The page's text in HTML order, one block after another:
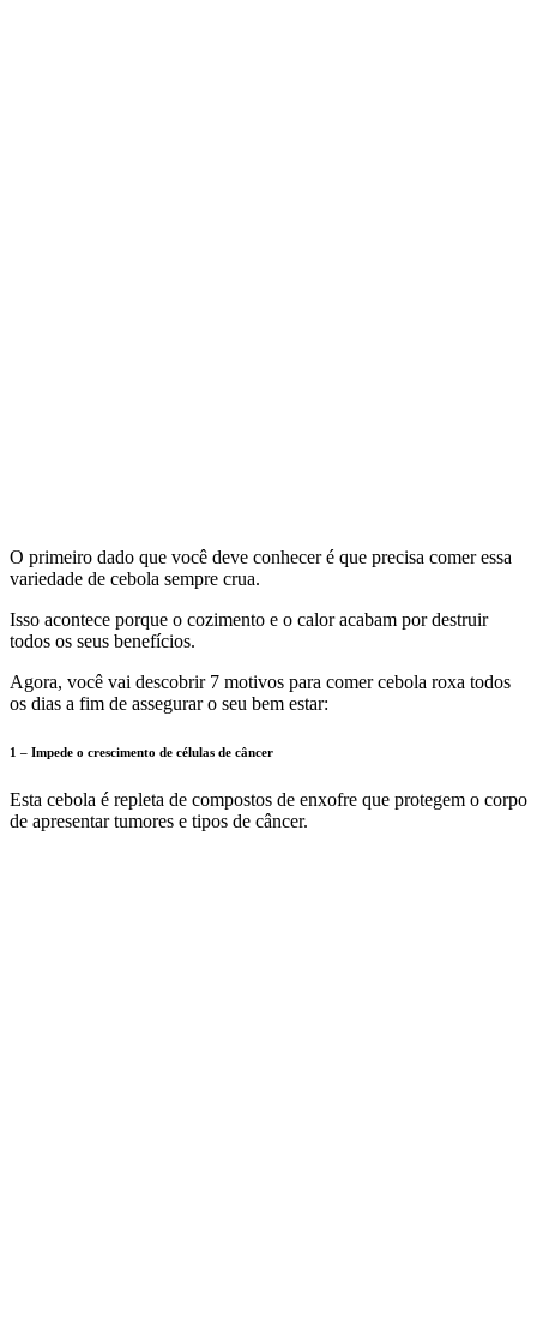
O primeiro dado que você deve conhecer é que precisa comer essa
variedade de cebola sempre crua.
Isso acontece porque o cozimento e o calor acabam por destruir
todos os seus benefícios.
Agora, você vai descobrir 7 motivos para comer cebola roxa todos
os dias a fim de assegurar o seu bem estar:
1 – Impede o crescimento de células de câncer
Esta cebola é repleta de compostos de enxofre que protegem o corpo
de apresentar tumores e tipos de câncer.